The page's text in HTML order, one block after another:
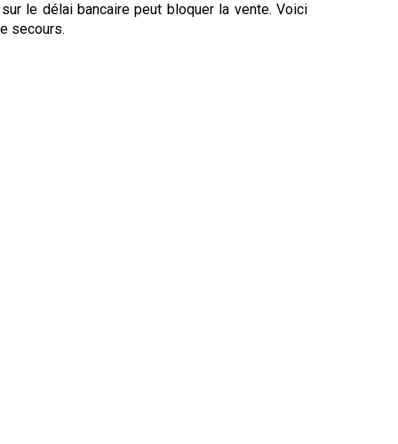
le délai bancaire peut bloquer la vente. Voici
secours.